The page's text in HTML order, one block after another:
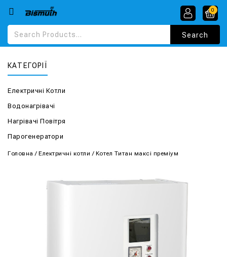
0
КАТЕГОРІЇ
Електричні Котли
Водонагрівачі
Нагрівачі Повітря
Парогенератори
Головна / Електричні котли / Котел Титан максі преміум